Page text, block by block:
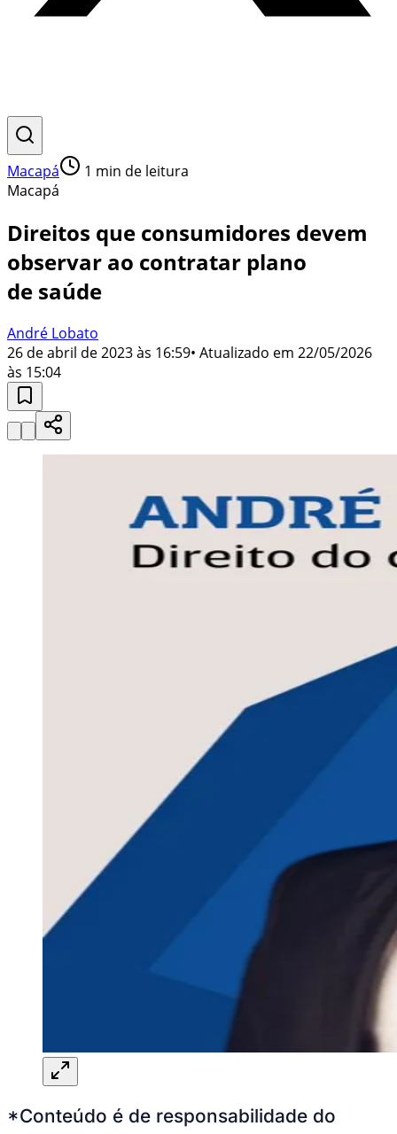
Macapá 1 min de leitura
Macapá
Direitos que consumidores devem
observar ao contratar plano
de saúde
André Lobato
26 de abril de 2023 às 16:59• Atualizado em 22/05/2026
às 15:04
*Conteúdo é de responsabilidade do